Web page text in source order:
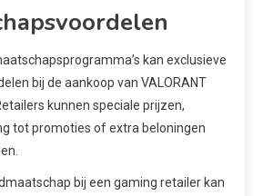
kan exclusieve
bij de aankoop van VALORANT
kunnen speciale prijzen,
tot promoties of extra beloningen
bij een gaming retailer kan